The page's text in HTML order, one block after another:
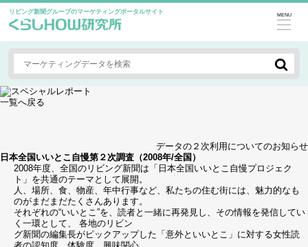
リビング新聞グループのマーケティングポータルサイト MENU
一覧へ戻る
データの２次利用についてのお知らせ
日本全国いいとこ自慢第２次調査（2008年/全国）
2008年度、全国のリビング新聞は「日本全国いいとこ自慢プロジェク
ト」を共通のテーマとして展開。
人、場所、食、物産、年中行事など、私たちの住む街には、魅力的なも
のがまだまだたくさんあります。
それぞれの“いいとこ”を、読者と一緒に再発見し、その情報を発信してい
く一環として、 各地のリビン
グ新聞の編集長がピックアップした「意外といいとこ」に対する女性読